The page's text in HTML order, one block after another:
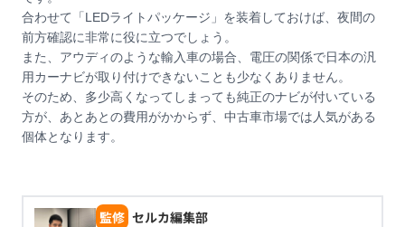
合わせて「LEDライトパッケージ」を装着しておけば、夜間の
前方確認に非常に役に立つでしょう。
また、アウディのような輸入車の場合、電圧の関係で日本の汎
用カーナビが取り付けできないことも少なくありません。
そのため、多少高くなってしまっても純正のナビが付いている
方が、あとあとの費用がかからず、中古車市場では人気がある
個体となります。
監修 セルカ編集部